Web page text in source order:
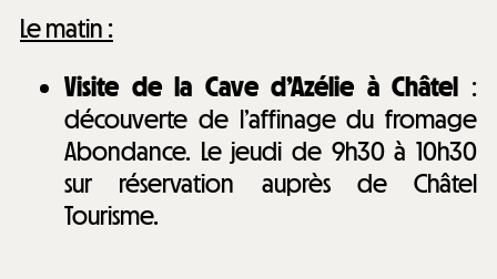
Le matin :
Visite de la Cave d’Azélie à Châtel :
découverte de l’affinage du fromage
Abondance. Le jeudi de 9h30 à 10h30
sur réservation auprès de Châtel
Tourisme.